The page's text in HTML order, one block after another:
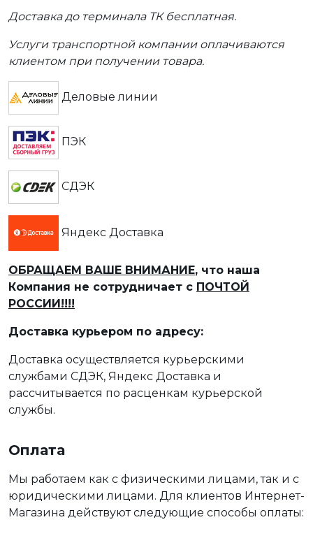
Доставка до терминала ТК бесплатная.
Услуги транспортной компании оплачиваются
клиентом при получении товара.
Деловые линии
ПЭК
СДЭК
Яндекс Доставка
ОБРАЩАЕМ ВАШЕ ВНИМАНИЕ, что наша
Компания не сотрудничает с ПОЧТОЙ
РОССИИ!!!!
Доставка курьером по адресу:
Доставка осуществляется курьерскими
службами СДЭК, Яндекс Доставка и
рассчитывается по расценкам курьерской
службы.
Оплата
Мы работаем как с физическими лицами, так и с
юридическими лицами. Для клиентов Интернет-
Магазина действуют следующие способы оплаты: